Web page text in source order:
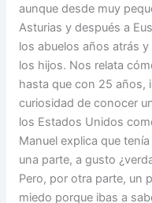
aunque desde muy
Asturias y después a
los abuelos años atrás
los hijos. Nos relata
hasta que con 25 años,
curiosidad de conocer
los Estados Unidos
Manuel explica que
una parte, a gusto
Pero, por otra parte, un
miedo porque ibas a